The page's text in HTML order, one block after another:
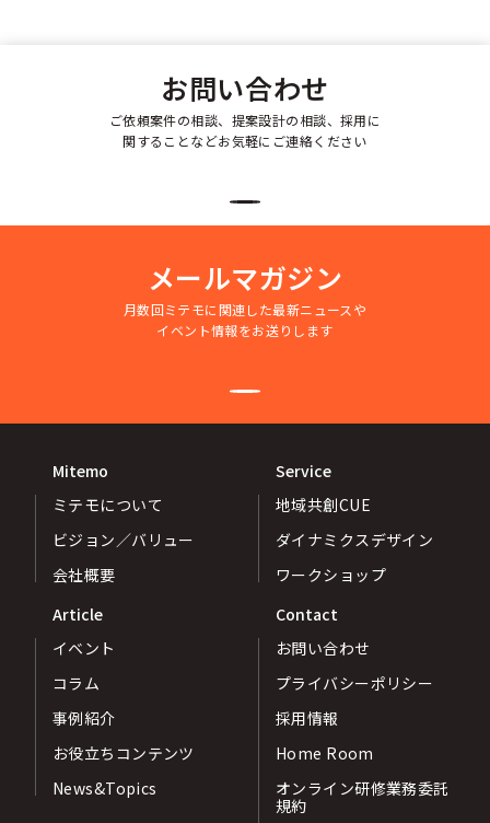
お問い合わせ
ご依頼案件の相談、提案設計の相談、採用に
関することなどお気軽にご連絡ください
メールマガジン
月数回ミテモに関連した最新ニュースや
イベント情報をお送りします
Mitemo
ミテモについて
ビジョン／バリュー
会社概要
Service
地域共創CUE
ダイナミクスデザイン
ワークショップ
Article
イベント
コラム
事例紹介
お役立ちコンテンツ
News&Topics
Contact
お問い合わせ
プライバシーポリシー
採用情報
Home Room
オンライン研修業務委託
規約